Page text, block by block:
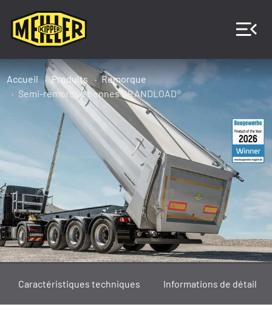
Accueil Produits
Remorque
Semi-remorque bennes GRANDLOAD®
Caractéristiques techniques Informations de détail